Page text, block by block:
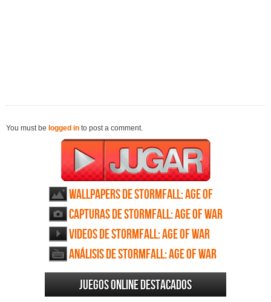
You must be logged in to post a comment.
Wallpapers de Stormfall: Age of
War
Capturas de Stormfall: Age of War
Videos de Stormfall: Age of War
Análisis de Stormfall: Age of War
Juegos online destacados